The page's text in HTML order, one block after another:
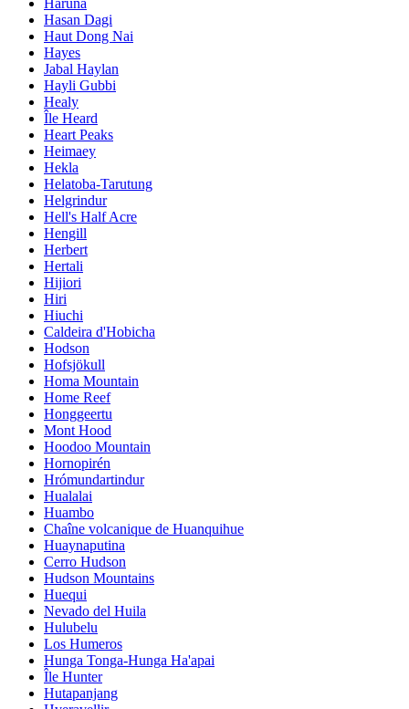
Hasan Dagi
Haut Dong Nai
Hayes
Jabal Haylan
Hayli Gubbi
Healy
Île Heard
Heart Peaks
Heimaey
Hekla
Helatoba-Tarutung
Helgrindur
Hell's Half Acre
Hengill
Herbert
Hertali
Hijiori
Hiri
Hiuchi
Caldeira d'Hobicha
Hodson
Hofsjökull
Homa Mountain
Home Reef
Honggeertu
Mont Hood
Hoodoo Mountain
Hornopirén
Hrómundartindur
Hualalai
Huambo
Chaîne volcanique de Huanquihue
Huaynaputina
Cerro Hudson
Hudson Mountains
Huequi
Nevado del Huila
Hulubelu
Los Humeros
Hunga Tonga-Hunga Ha'apai
Île Hunter
Hutapanjang